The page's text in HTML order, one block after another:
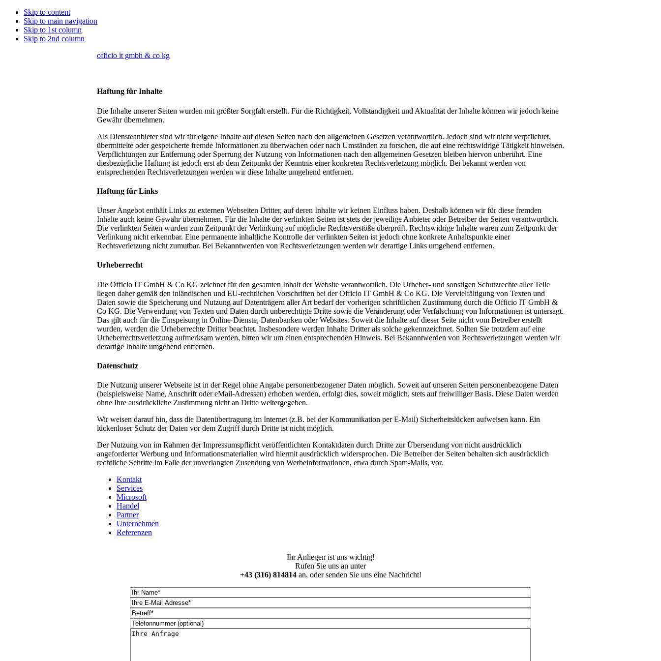
Skip to content
Skip to main navigation
Skip to 1st column
Skip to 2nd column
officio it gmbh & co kg
Haftung für Inhalte
Die Inhalte unserer Seiten wurden mit größter Sorgfalt erstellt. Für die Richtigkeit, Vollständigkeit und Aktualität der Inhalte können wir jedoch keine
Gewähr übernehmen.
Als Diensteanbieter sind wir für eigene Inhalte auf diesen Seiten nach den allgemeinen Gesetzen verantwortlich. Jedoch sind wir nicht verpflichtet,
übermittelte oder gespeicherte fremde Informationen zu überwachen oder nach Umständen zu forschen, die auf eine rechtswidrige Tätigkeit hinweisen.
Verpflichtungen zur Entfernung oder Sperrung der Nutzung von Informationen nach den allgemeinen Gesetzen bleiben hiervon unberührt. Eine
diesbezügliche Haftung ist jedoch erst ab dem Zeitpunkt der Kenntnis einer konkreten Rechtsverletzung möglich. Bei bekannt werden von
entsprechenden Rechtsverletzungen werden wir diese Inhalte umgehend entfernen.
Haftung für Links
Unser Angebot enthält Links zu externen Webseiten Dritter, auf deren Inhalte wir keinen Einfluss haben. Deshalb können wir für diese fremden
Inhalte auch keine Gewähr übernehmen. Für die Inhalte der verlinkten Seiten ist stets der jeweilige Anbieter oder Betreiber der Seiten verantwortlich.
Die verlinkten Seiten wurden zum Zeitpunkt der Verlinkung auf mögliche Rechtsverstöße überprüft. Rechtswidrige Inhalte waren zum Zeitpunkt der
Verlinkung nicht erkennbar. Eine permanente inhaltliche Kontrolle der verlinkten Seiten ist jedoch ohne konkrete Anhaltspunkte einer
Rechtsverletzung nicht zumutbar. Bei Bekanntwerden von Rechtsverletzungen werden wir derartige Links umgehend entfernen.
Urheberrecht
Die Officio IT GmbH & Co KG zeichnet für den gesamten Inhalt der Website verantwortlich. Die Urheber- und sonstigen Schutzrechte aller Teile
liegen daher gemäß den inländischen und EU-rechtlichen Vorschriften bei der Officio IT GmbH & Co KG. Die Vervielfältigung von Texten und
Daten sowie die Speicherung und Nutzung auf Datenträgern aller Art bedarf der vorherigen schriftlichen Zustimmung durch die Officio IT GmbH &
Co KG. Die Verwendung von Texten und Daten durch unberechtigte Dritte sowie die Veränderung oder Verfälschung von Informationen ist untersagt.
Das gilt auch für die Einspeisung in Online-Dienste, Datenbanken oder Websites. Soweit die Inhalte auf dieser Seite nicht vom Betreiber erstellt
wurden, werden die Urheberrechte Dritter beachtet. Insbesondere werden Inhalte Dritter als solche gekennzeichnet. Sollten Sie trotzdem auf eine
Urheberrechtsverletzung aufmerksam werden, bitten wir um einen entsprechenden Hinweis. Bei Bekanntwerden von Rechtsverletzungen werden wir
derartige Inhalte umgehend entfernen.
Datenschutz
Die Nutzung unserer Webseite ist in der Regel ohne Angabe personenbezogener Daten möglich. Soweit auf unseren Seiten personenbezogene Daten
(beispielsweise Name, Anschrift oder eMail-Adressen) erhoben werden, erfolgt dies, soweit möglich, stets auf freiwilliger Basis. Diese Daten werden
ohne Ihre ausdrückliche Zustimmung nicht an Dritte weitergegeben.
Wir weisen darauf hin, dass die Datenübertragung im Internet (z.B. bei der Kommunikation per E-Mail) Sicherheitslücken aufweisen kann. Ein
lückenloser Schutz der Daten vor dem Zugriff durch Dritte ist nicht möglich.
Der Nutzung von im Rahmen der Impressumspflicht veröffentlichten Kontaktdaten durch Dritte zur Übersendung von nicht ausdrücklich
angeforderter Werbung und Informationsmaterialien wird hiermit ausdrücklich widersprochen. Die Betreiber der Seiten behalten sich ausdrücklich
rechtliche Schritte im Falle der unverlangten Zusendung von Werbeinformationen, etwa durch Spam-Mails, vor.
Kontakt
Services
Microsoft
Handel
Partner
Unternehmen
Referenzen
Ihr Anliegen ist uns wichtig!
Rufen Sie uns an unter
+43 (316) 814814an, oder senden Sie uns eine Nachricht!